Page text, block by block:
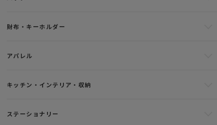
財布・キーホルダー
アパレル
キッチン・インテリア・収納
ステーショナリー